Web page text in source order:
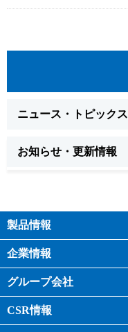
ニュース・トピックス
お知らせ・更新情報
製品情報
企業情報
グループ会社
CSR情報